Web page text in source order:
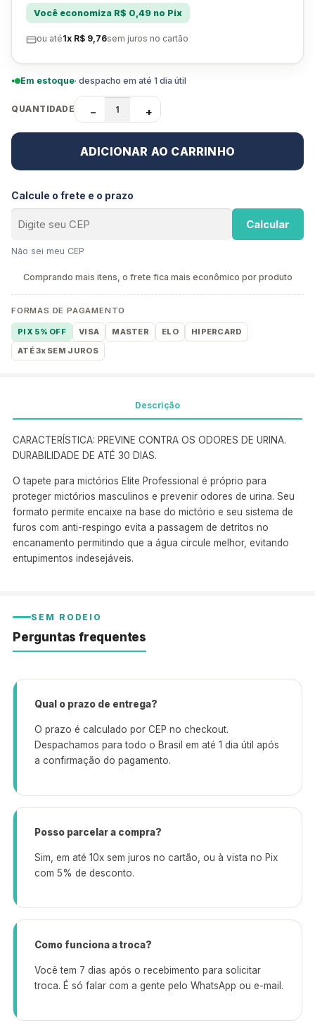
Você economiza R$ 0,49 no Pix
ou até1x R$ 9,76sem juros no cartão
Em estoque· despacho em até 1 dia útil
QUANTIDADE − +
ADICIONAR AO CARRINHO
Calcule o frete e o prazo
Calcular
Não sei meu CEP
Comprando mais itens, o frete fica mais econômico por produto
FORMAS DE PAGAMENTO
PIX 5% OFF VISA MASTER ELO
HIPERCARD
ATÉ 3x SEM JUROS
Descrição
CARACTERÍSTICA: PREVINE CONTRA OS ODORES DE URINA.
DURABILIDADE DE ATÉ 30 DIAS.
O tapete para mictórios Elite Professional é próprio para
proteger mictórios masculinos e prevenir odores de urina. Seu
formato permite encaixe na base do mictório e seu sistema de
furos com anti-respingo evita a passagem de detritos no
encanamento permitindo que a água circule melhor, evitando
entupimentos indesejáveis.
SEM RODEIO
Perguntas frequentes
Qual o prazo de entrega?
O prazo é calculado por CEP no checkout.
Despachamos para todo o Brasil em até 1 dia útil após
a confirmação do pagamento.
Posso parcelar a compra?
Sim, em até 10x sem juros no cartão, ou à vista no Pix
com 5% de desconto.
Como funciona a troca?
Você tem 7 dias após o recebimento para solicitar
troca. É só falar com a gente pelo WhatsApp ou e-mail.